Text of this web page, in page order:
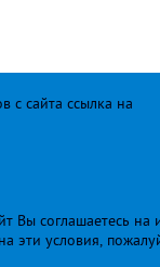
с сайта ссылка на
Вы соглашаетесь
эти условия,